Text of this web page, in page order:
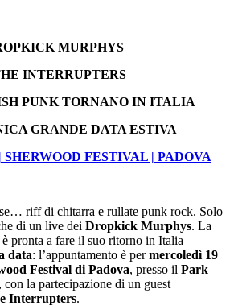
MURPHYS
INTERRUPTERS
PUNK TORNANO IN ITALIA
GRANDE DATA ESTIVA
SHERWOOD FESTIVAL | PADOVA
riff di chitarra e rullate punk rock. Solo
di un live dei Dropkick Murphys. La
è pronta a fare il suo ritorno in Italia
data: l’appuntamento è permercoledì 19
Festival di Padova, presso il Park
, con la partecipazione di un guest
Interrupters.